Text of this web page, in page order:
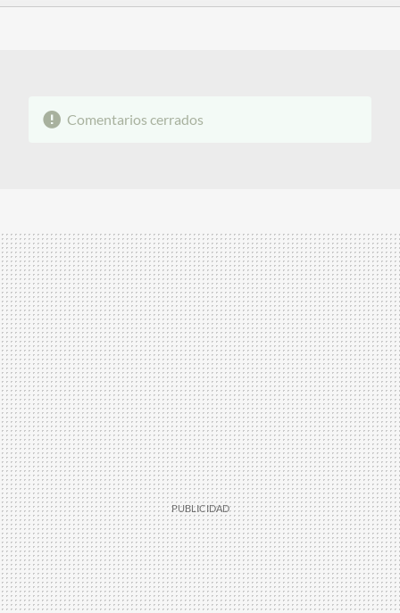
FACEBOOK
TWITTERFLIPBOARD
E-
WHATSAPP
Comentarios cerrados